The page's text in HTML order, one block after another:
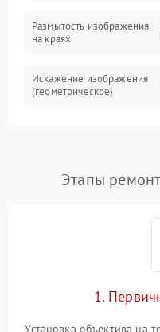
Размытость изображения
на краях
Искажение изображения
(геометрическое)
Проблемы с резкостью
Этапы
1.
Установка объектива на